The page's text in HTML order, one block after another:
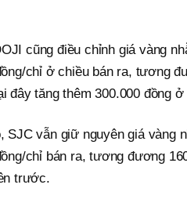
cũng điều chỉnh giá vàng
chỉ ở chiều bán ra, tương
đây tăng thêm 300.000 đồng
SJC vẫn giữ nguyên giá vàng
chỉ bán ra, tương đương
trước.